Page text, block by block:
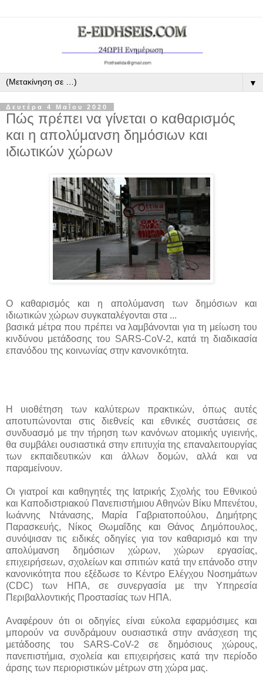
▼
Δευτέρα 4 Μαΐου 2020
Πώς πρέπει να γίνεται ο καθαρισμός
και η απολύμανση δημόσιων και
ιδιωτικών χώρων
Ο καθαρισμός και η απολύμανση των δημόσιων και
ιδιωτικών χώρων συγκαταλέγονται στα ...
βασικά μέτρα που πρέπει να λαμβάνονται για τη μείωση του
κινδύνου μετάδοσης του SARS-CoV-2, κατά τη διαδικασία
επανόδου της κοινωνίας στην κανονικότητα.
Η υιοθέτηση των καλύτερων πρακτικών, όπως αυτές
αποτυπώνονται στις διεθνείς και εθνικές συστάσεις σε
συνδυασμό με την τήρηση των κανόνων ατομικής υγιεινής,
θα συμβάλει ουσιαστικά στην επιτυχία της επαναλειτουργίας
των εκπαιδευτικών και άλλων δομών, αλλά και να
παραμείνουν.
Οι γιατροί και καθηγητές της Ιατρικής Σχολής του Εθνικού
και Καποδιστριακού Πανεπιστήμιου Αθηνών Βίκυ Μπενέτου,
Ιωάννης Ντάνασης, Μαρία Γαβριατοπούλου, Δημήτρης
Παρασκευής, Νίκος Θωμαΐδης και Θάνος Δημόπουλος,
συνόψισαν τις ειδικές οδηγίες για τον καθαρισμό και την
απολύμανση δημόσιων χώρων, χώρων εργασίας,
επιχειρήσεων, σχολείων και σπιτιών κατά την επάνοδο στην
κανονικότητα που εξέδωσε το Κέντρο Ελέγχου Νοσημάτων
(CDC) των ΗΠΑ, σε συνεργασία με την Υπηρεσία
Περιβαλλοντικής Προστασίας των ΗΠΑ.
Αναφέρουν ότι οι οδηγίες είναι εύκολα εφαρμόσιμες και
μπορούν να συνδράμουν ουσιαστικά στην ανάσχεση της
μετάδοσης του SARS-CoV-2 σε δημόσιους χώρους,
πανεπιστήμια, σχολεία και επιχειρήσεις κατά την περίοδο
άρσης των περιοριστικών μέτρων στη χώρα μας.